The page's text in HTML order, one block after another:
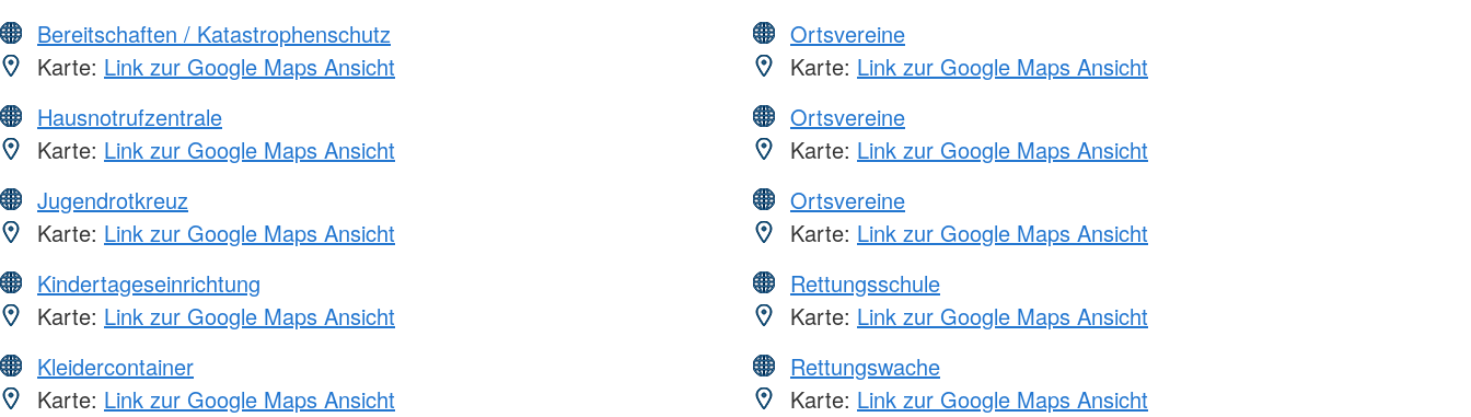
Bereitschaften / Katastrophenschutz
Karte: Link zur Google Maps Ansicht
Hausnotrufzentrale
Karte: Link zur Google Maps Ansicht
Jugendrotkreuz
Karte: Link zur Google Maps Ansicht
Kindertageseinrichtung
Karte: Link zur Google Maps Ansicht
Kleidercontainer
Karte: Link zur Google Maps Ansicht
Ortsvereine
Karte: Link zur Google Maps Ansicht
Ortsvereine
Karte: Link zur Google Maps Ansicht
Ortsvereine
Karte: Link zur Google Maps Ansicht
Rettungsschule
Karte: Link zur Google Maps Ansicht
Rettungswache
Karte: Link zur Google Maps Ansicht